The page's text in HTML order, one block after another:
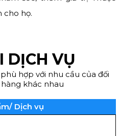
cho họ.
DỊCH VỤ
hợp với nhu cầu của đối
khác nhau
Dịch vụ